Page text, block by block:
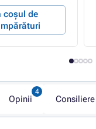
coșul de
Opinii Consiliere